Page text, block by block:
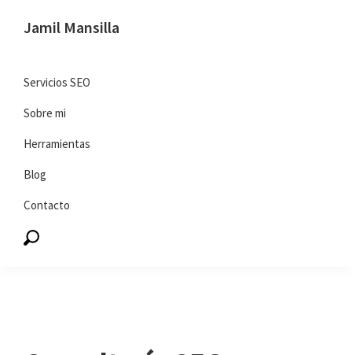
navegación
principal
Jamil Mansilla
marketing
digital
Servicios SEO
Sobre mi
Herramientas
Blog
Contacto